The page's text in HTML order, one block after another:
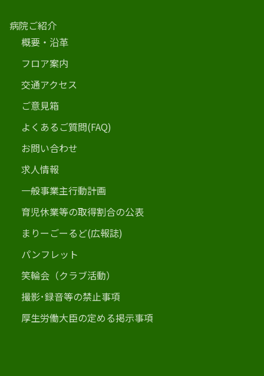
病院ご紹介
概要・沿革
フロア案内
交通アクセス
ご意見箱
よくあるご質問(FAQ)
お問い合わせ
求人情報
一般事業主行動計画
育児休業等の取得割合の公表
まりーごーるど(広報誌)
パンフレット
笑輪会（クラブ活動）
撮影･録音等の禁止事項
厚生労働大臣の定める掲示事項